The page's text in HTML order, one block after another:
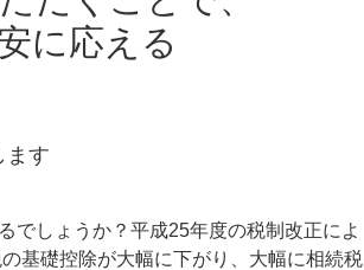
に応える
ます
でしょうか？平成25年度の税制改正によ
基礎控除が大幅に下がり、大幅に相続税